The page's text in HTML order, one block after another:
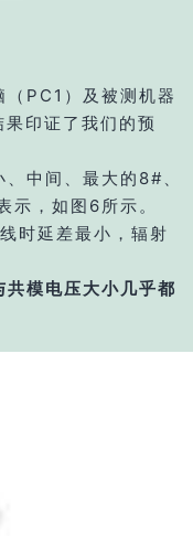
PC1）及被测机器
印证了我们的预
中间、最大的8#、
，如图6所示。
时延差最小，辐射
模电压大小几乎都